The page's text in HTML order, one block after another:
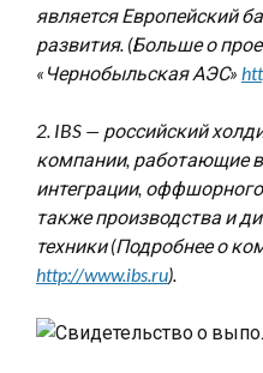
является Европейский
развития. (Больше о
«Чернобыльская АЭС»
2. IBS — российский
компании, работающие
интеграции,
также производства и
техники (Подробнее о
http://www.ibs.ru).